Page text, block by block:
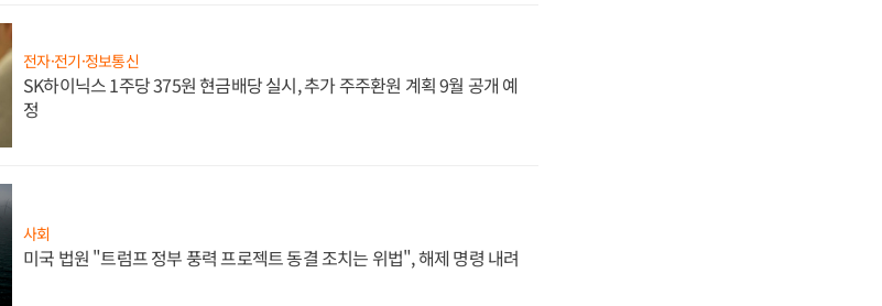
전자·전기·정보통신
SK하이닉스 1주당 375원 현금배당 실시, 추가 주주환원 계획 9월 공개 예
정
사회
미국 법원 "트럼프 정부 풍력 프로젝트 동결 조치는 위법", 해제 명령 내려